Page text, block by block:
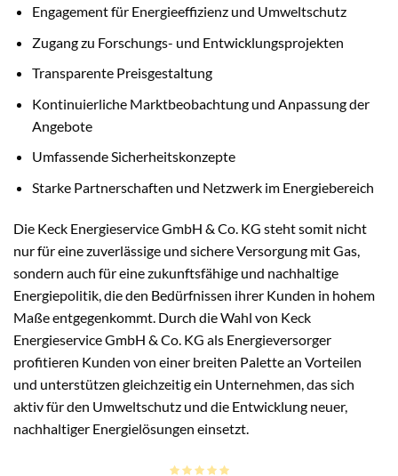
Engagement für Energieeffizienz und Umweltschutz
Zugang zu Forschungs- und Entwicklungsprojekten
Transparente Preisgestaltung
Kontinuierliche Marktbeobachtung und Anpassung der
Angebote
Umfassende Sicherheitskonzepte
Starke Partnerschaften und Netzwerk im Energiebereich
Die Keck Energieservice GmbH & Co. KG steht somit nicht
nur für eine zuverlässige und sichere Versorgung mit Gas,
sondern auch für eine zukunftsfähige und nachhaltige
Energiepolitik, die den Bedürfnissen ihrer Kunden in hohem
Maße entgegenkommt. Durch die Wahl von Keck
Energieservice GmbH & Co. KG als Energieversorger
profitieren Kunden von einer breiten Palette an Vorteilen
und unterstützen gleichzeitig ein Unternehmen, das sich
aktiv für den Umweltschutz und die Entwicklung neuer,
nachhaltiger Energielösungen einsetzt.